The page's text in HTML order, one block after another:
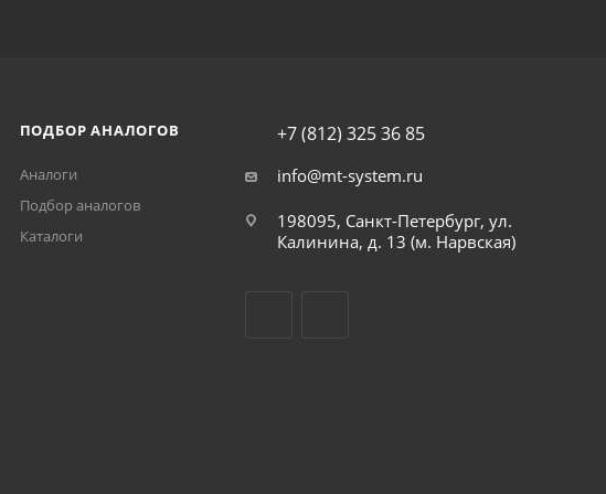
ПОДБОР АНАЛОГОВ
Аналоги
Подбор аналогов
Каталоги
+7 (812) 325 36 85
info@mt-system.ru
198095, Санкт-Петербург, ул.
Калинина, д. 13 (м. Нарвская)